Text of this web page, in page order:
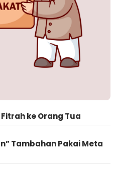
ke Orang Tua
Tambahan Pakai Meta